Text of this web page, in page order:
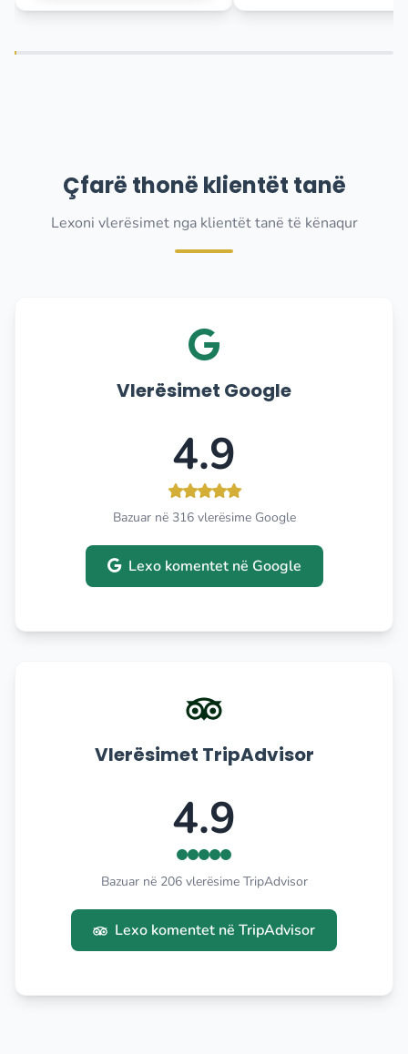
Çfarë thonë klientët tanë
Lexoni vlerësimet nga klientët tanë të kënaqur
Vlerësimet Google
4.9
Bazuar në 316 vlerësime Google
Lexo komentet në Google
Vlerësimet TripAdvisor
4.9
Bazuar në 206 vlerësime TripAdvisor
Lexo komentet në TripAdvisor